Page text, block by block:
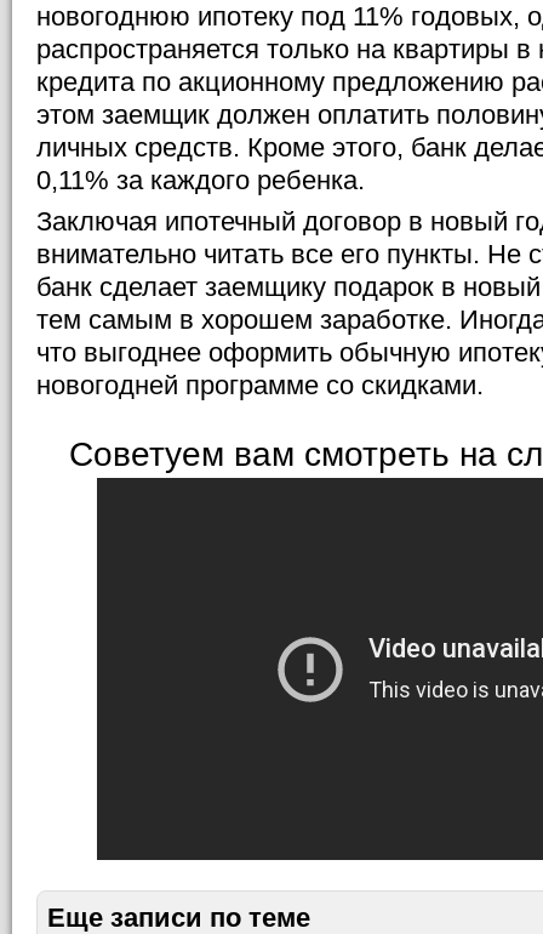
новогоднюю ипотеку под 11% годовых,
распространяется только на квартиры
кредита по акционному предложению
этом заемщик должен оплатить
личных средств. Кроме этого, банк
0,11% за каждого ребенка.
Заключая ипотечный договор в новый
внимательно читать все его пункты. Не
банк сделает заемщику подарок в
тем самым в хорошем заработке.
что выгоднее оформить обычную
новогодней программе со скидками.
Советуем вам смотреть на
Еще записи по теме